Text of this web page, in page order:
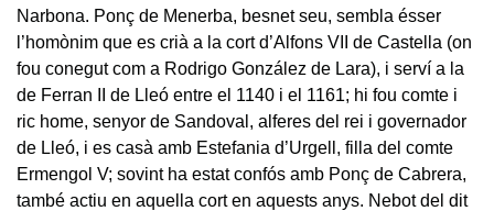
Narbona. Ponç de Menerba, besnet seu, sembla ésser
l’homònim que es crià a la cort d’Alfons VII de Castella (on
fou conegut com a Rodrigo González de Lara), i serví a la
de Ferran II de Lleó entre el 1140 i el 1161; hi fou comte i
ric home, senyor de Sandoval, alferes del rei i governador
de Lleó, i es casà amb Estefania d’Urgell, filla del comte
Ermengol V; sovint ha estat confós amb Ponç de Cabrera,
també actiu en aquella cort en aquests anys. Nebot del dit